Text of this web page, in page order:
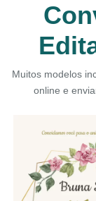
Muitos modelos
online e